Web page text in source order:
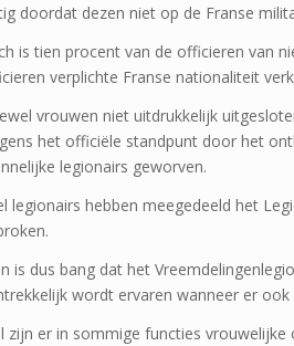
doordat dezen niet op de Franse
is tien procent van de officieren van
verplichte Franse nationaliteit
vrouwen niet uitdrukkelijk
het officiële standpunt door het
legionairs geworven.
legionairs hebben meegedeeld het
is dus bang dat het
wordt ervaren wanneer er
zijn er in sommige functies